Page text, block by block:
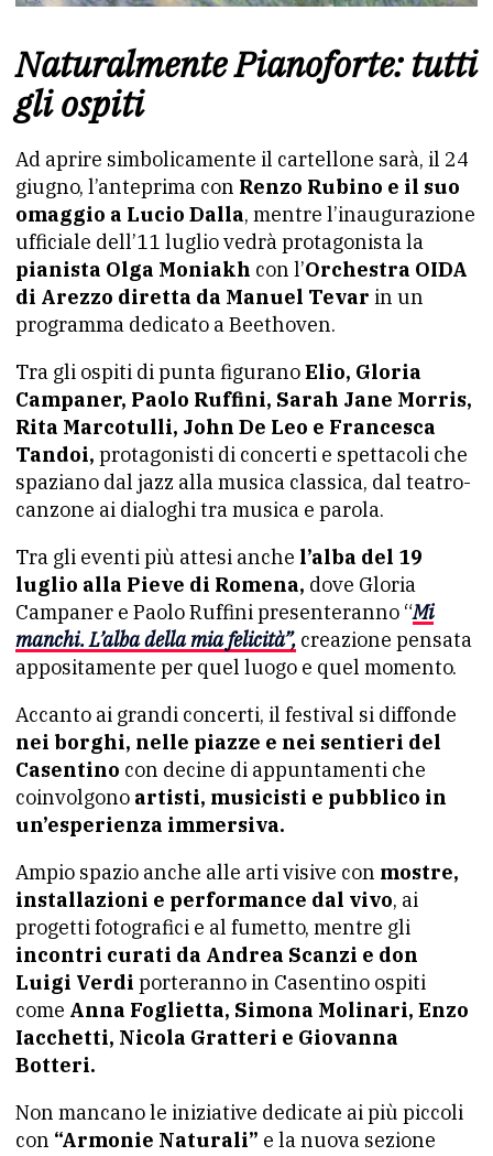
Naturalmente Pianoforte: tutti
gli ospiti
Ad aprire simbolicamente il cartellone sarà, il 24
giugno, l’anteprima con Renzo Rubino e il suo
omaggio a Lucio Dalla, mentre l’inaugurazione
ufficiale dell’11 luglio vedrà protagonista la
pianista Olga Moniakh con l’Orchestra OIDA
di Arezzo diretta da Manuel Tevar in un
programma dedicato a Beethoven.
Tra gli ospiti di punta figuranoElio, Gloria
Campaner, Paolo Ruffini, Sarah Jane Morris,
Rita Marcotulli, John De Leo e Francesca
Tandoi, protagonisti di concerti e spettacoli che
spaziano dal jazz alla musica classica, dal teatro-
canzone ai dialoghi tra musica e parola.
Tra gli eventi più attesi anche l’alba del 19
luglio alla Pieve di Romena, dove Gloria
Campaner e Paolo Ruffini presenteranno “Mi
manchi. L’alba della mia felicità”, creazione pensata
appositamente per quel luogo e quel momento.
Accanto ai grandi concerti, il festival si diffonde
nei borghi, nelle piazze e nei sentieri del
Casentino con decine di appuntamenti che
coinvolgono artisti, musicisti e pubblico in
un’esperienza immersiva.
Ampio spazio anche alle arti visive con mostre,
installazioni e performance dal vivo, ai
progetti fotografici e al fumetto, mentre gli
incontri curati da Andrea Scanzi e don
Luigi Verdi porteranno in Casentino ospiti
come Anna Foglietta, Simona Molinari, Enzo
Iacchetti, Nicola Gratteri e Giovanna
Botteri.
Non mancano le iniziative dedicate ai più piccoli
con “Armonie Naturali” e la nuova sezione